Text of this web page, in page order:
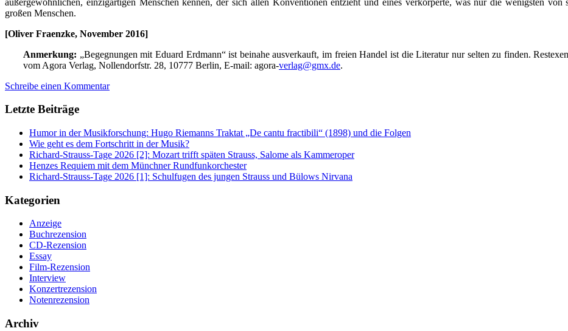
großen Menschen.
[Oliver Fraenzke, November 2016]
Anmerkung: „Begegnungen mit Eduard Erdmann“ ist beinahe ausverkauft, im freien Handel ist die Literatur nur selten zu finden.
vom Agora Verlag, Nollendorfstr. 28, 10777 Berlin, E-mail: agora-verlag@gmx.de.
Schreibe einen Kommentar
Letzte Beiträge
Humor in der Musikforschung: Hugo Riemanns Traktat „De cantu fractibili“ (1898) und die Folgen
Wie geht es dem Fortschritt in der Musik?
Richard-Strauss-Tage 2026 [2]: Mozart trifft späten Strauss, Salome als Kammeroper
Henzes Requiem mit dem Münchner Rundfunkorchester
Richard-Strauss-Tage 2026 [1]: Schulfugen des jungen Strauss und Bülows Nirvana
Kategorien
Anzeige
Buchrezension
CD-Rezension
Essay
Film-Rezension
Interview
Konzertrezension
Notenrezension
Archiv